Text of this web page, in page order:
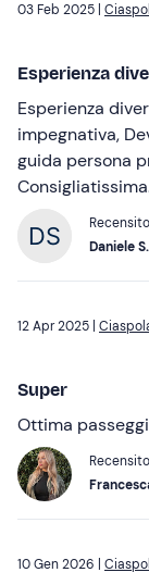
03 Feb 2025 |
Esperienza
Esperienza
impegnativa,
guida persona
Daniele S.
12 Apr 2025 |
Super
Ottima
10 Gen 2026 |